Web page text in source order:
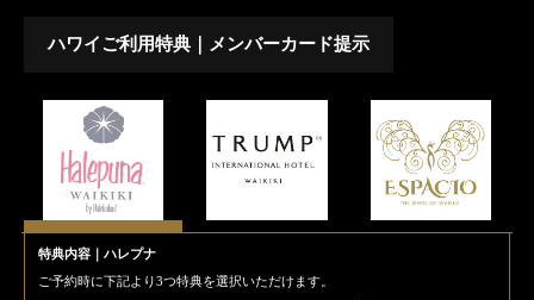
ハワイご利用特典｜メンバーカード提示
特典内容｜ハレプナ
ご予約時に下記より3つ特典を選択いただけます。